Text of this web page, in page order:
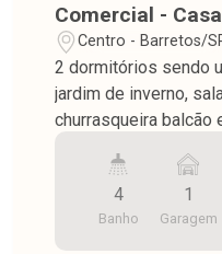
Comercial -
Centro - Barretos/
2 dormitórios sendo
jardim de inverno,
churrasqueira balcão
para o consultório,
teto de laje com
4
Banho
1
Garagem